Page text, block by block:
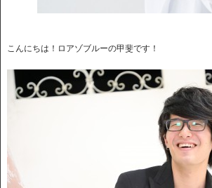
こんにちは！ロアゾブルーの甲斐です！